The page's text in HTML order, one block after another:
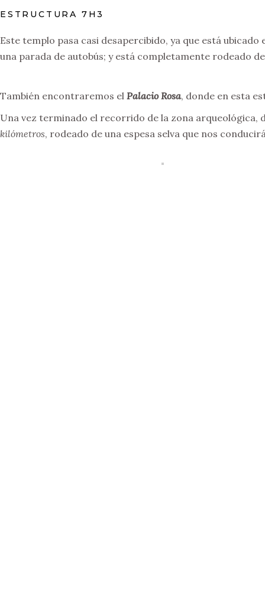
ESTRUCTURA 7H3
Este templo pasa casi desapercibido, ya que está
una parada de autobús; y está completamente rodeado
También encontraremos el Palacio Rosa, donde en esta
Una vez terminado el recorrido de la zona arqueológica,
kilómetros, rodeado de una espesa selva que nos